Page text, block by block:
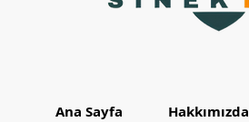
Ana Sayfa Hakkımızda